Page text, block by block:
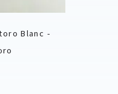
Blanc -